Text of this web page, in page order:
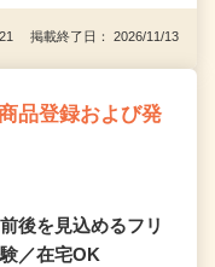
掲載終了日： 2026/11/13
品登録および発
後を見込めるフリ
／在宅OK